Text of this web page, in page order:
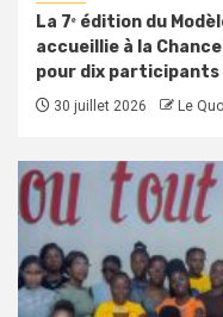
La 7ᵉ édition du
accueillie à la
pour dix participants
30 juillet 2026 Le